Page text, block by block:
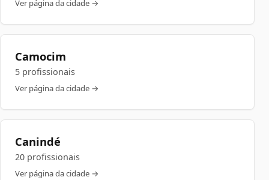
Ver página da cidade →
Camocim
5 profissionais
Ver página da cidade →
Canindé
20 profissionais
Ver página da cidade →